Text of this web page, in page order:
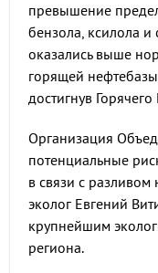
превышение
бензола, ксилола
оказались выше
горящей нефтебазы
достигнув
Организация
потенциальные
в связи с разливом
эколог Евгений
крупнейшим
региона.